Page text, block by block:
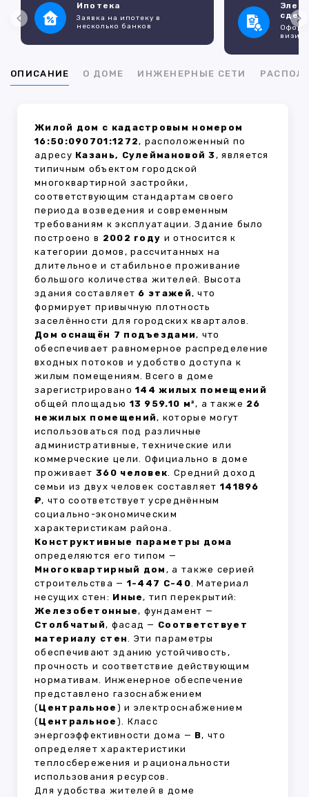
Ипотека
Заявка на ипотеку в
несколько банков
ОПИСАНИЕ О ДОМЕ ИНЖЕНЕРНЫЕ СЕТИ
Жилой дом с кадастровым номером
16:50:090701:1272, расположенный по
адресу Казань, Сулеймановой 3 , является
типичным объектом городской
многоквартирной застройки,
соответствующим стандартам своего
периода возведения и современным
требованиям к эксплуатации. Здание было
построено в 2002 году и относится к
категории домов, рассчитанных на
длительное и стабильное проживание
большого количества жителей. Высота
здания составляет 6 этажей, что
формирует привычную плотность
заселённости для городских кварталов.
Дом оснащён 7 подъездами, что
обеспечивает равномерное распределение
входных потоков и удобство доступа к
жилым помещениям. Всего в доме
зарегистрировано144 жилых помещений
общей площадью 13 959.10 м², а также 26
нежилых помещений, которые могут
использоваться под различные
административные, технические или
коммерческие цели. Официально в доме
проживает 360 человек. Средний доход
семьи из двух человек составляет 141896
₽, что соответствует усреднённым
социально-экономическим
характеристикам района.
Конструктивные параметры дома
определяются его типом —
Многоквартирный дом , а также серией
строительства — 1-447 С-40. Материал
несущих стен: Иные, тип перекрытий:
Железобетонные, фундамент —
Столбчатый, фасад — Соответствует
материалу стен. Эти параметры
обеспечивают зданию устойчивость,
прочность и соответствие действующим
нормативам. Инженерное обеспечение
представлено газоснабжением
(Центральное ) и электроснабжением
(Центральное ). Класс
энергоэффективности дома — B, что
определяет характеристики
теплосбережения и рациональности
использования ресурсов.
Для удобства жителей в доме